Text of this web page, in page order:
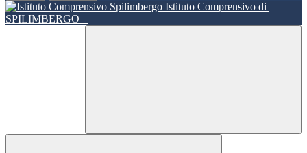
Istituto Comprensivo di
SPILIMBERGO